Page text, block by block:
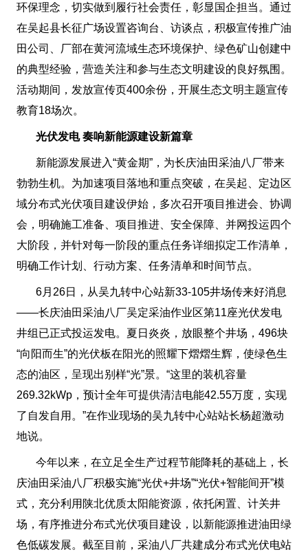
环保理念，切实做到履行社会责任，彰显国企担当。通过
在吴起县长征广场设置咨询台、访谈点，积极宣传推广油
田公司、厂部在黄河流域生态环境保护、绿色矿山创建中
的典型经验，营造关注和参与生态文明建设的良好氛围。
活动期间，发放宣传页400余份，开展生态文明主题宣传
教育18场次。
光伏发电 奏响新能源建设新篇章
新能源发展进入“黄金期”，为长庆油田采油八厂带来
勃勃生机。为加速项目落地和重点突破，在吴起、定边区
域分布式光伏项目建设伊始，多次召开项目推进会、协调
会，明确施工准备、项目推进、安全保障、并网投运四个
大阶段，并针对每一阶段的重点任务详细拟定工作清单，
明确工作计划、行动方案、任务清单和时间节点。
6月26日，从吴九转中心站新33-105井场传来好消息
——长庆油田采油八厂吴定采油作业区第11座光伏发电
井组已正式投运发电。夏日炎炎，放眼整个井场，496块
“向阳而生”的光伏板在阳光的照耀下熠熠生辉，使绿色生
态的油区，呈现出别样“光”景。“这里的装机容量
269.32kWp，预计全年可提供清洁电能42.55万度，实现
了自发自用。”在作业现场的吴九转中心站站长杨超激动
地说。
今年以来，在立足全生产过程节能降耗的基础上，长
庆油田采油八厂积极实施“光伏+井场”“光伏+智能间开”模
式，充分利用陕北优质太阳能资源，依托闲置、计关井
场，有序推进分布式光伏项目建设，以新能源推进油田绿
色低碳发展。截至目前，采油八厂共建成分布式光伏电站